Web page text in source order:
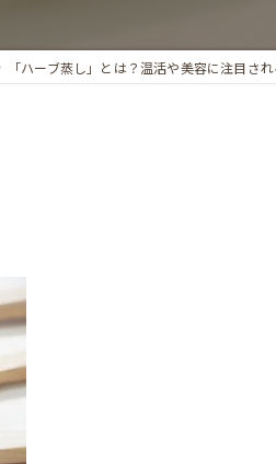
「ハーブ蒸し」とは？温活や美容に注目さ